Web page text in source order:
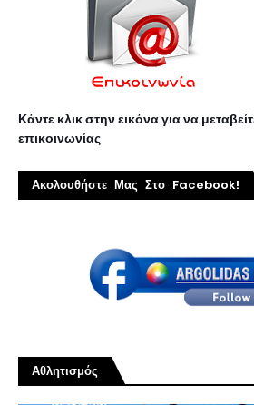
Κάντε κλικ στην εικόνα για να
επικοινωνίας
Ακολουθήστε Μας Στο Facebook!
Αθλητισμός